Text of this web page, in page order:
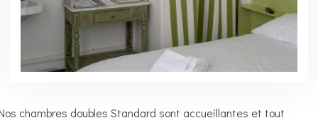
chambres doubles Standard sont accueillantes et tout